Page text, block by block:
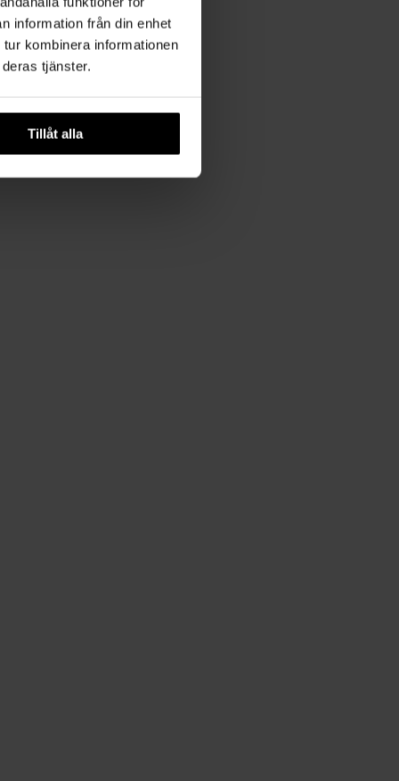
information från din enhet
kombinera informationen
tjänster.
Tillåt alla